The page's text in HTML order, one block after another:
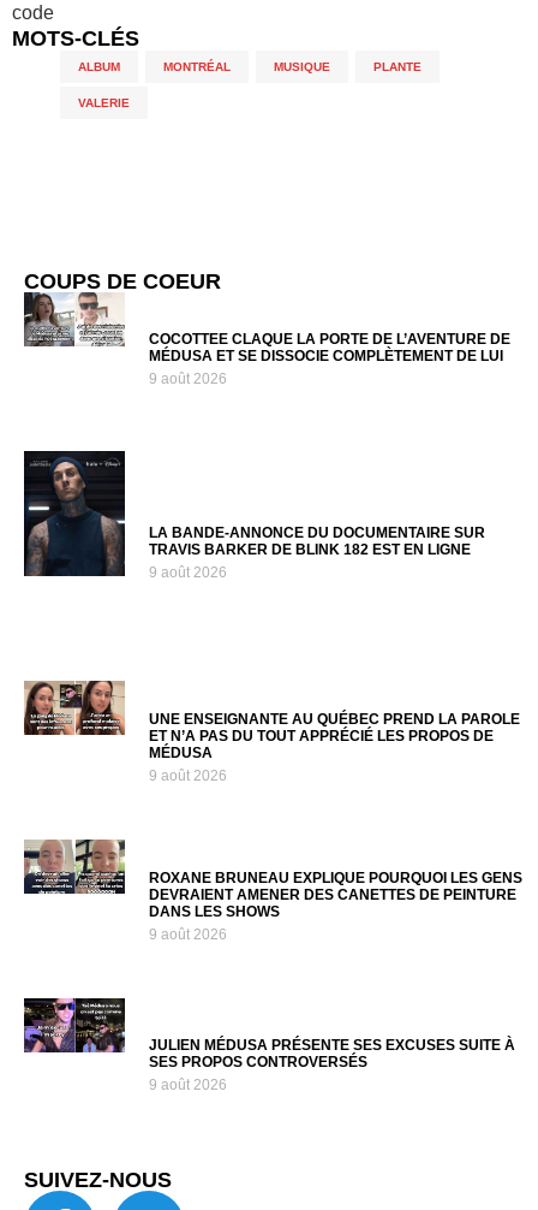
code
MOTS-CLÉS
ALBUM MONTRÉAL MUSIQUE PLANTE
VALERIE
COUPS DE COEUR
COCOTTEE CLAQUE LA PORTE DE L’AVENTURE DE
MÉDUSA ET SE DISSOCIE COMPLÈTEMENT DE LUI
9 août 2026
LA BANDE-ANNONCE DU DOCUMENTAIRE SUR
TRAVIS BARKER DE BLINK 182 EST EN LIGNE
9 août 2026
UNE ENSEIGNANTE AU QUÉBEC PREND LA PAROLE
ET N’A PAS DU TOUT APPRÉCIÉ LES PROPOS DE
MÉDUSA
9 août 2026
ROXANE BRUNEAU EXPLIQUE POURQUOI LES GENS
DEVRAIENT AMENER DES CANETTES DE PEINTURE
DANS LES SHOWS
9 août 2026
JULIEN MÉDUSA PRÉSENTE SES EXCUSES SUITE À
SES PROPOS CONTROVERSÉS
9 août 2026
SUIVEZ-NOUS